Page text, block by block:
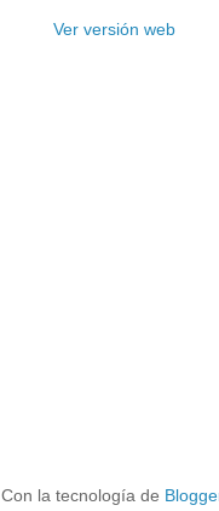
Ver versión web
Con la tecnología de